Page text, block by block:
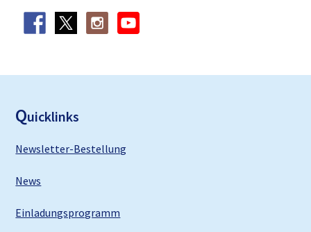
Quicklinks
Newsletter-Bestellung
News
Einladungsprogramm